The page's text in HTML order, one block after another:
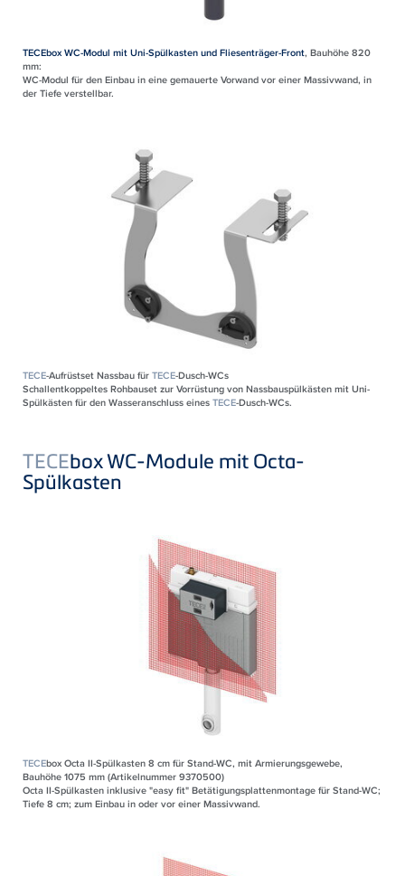
TECEbox WC-Modul mit Uni-Spülkasten und Fliesenträger-Front, Bauhöhe 820
mm:
WC-Modul für den Einbau in eine gemauerte Vorwand vor einer Massivwand, in
der Tiefe verstellbar.
TECE-Aufrüstset Nassbau fürTECE-Dusch-WCs
Schallentkoppeltes Rohbauset zur Vorrüstung von Nassbauspülkästen mit Uni-
Spülkästen für den Wasseranschluss einesTECE-Dusch-WCs.
TECEbox WC-Module mit Octa-
Spülkasten
TECEbox Octa II-Spülkasten 8 cm für Stand-WC, mit Armierungsgewebe,
Bauhöhe 1075 mm (Artikelnummer 9370500)
Octa II-Spülkasten inklusive "easy fit" Betätigungsplattenmontage für Stand-WC;
Tiefe 8 cm; zum Einbau in oder vor einer Massivwand.